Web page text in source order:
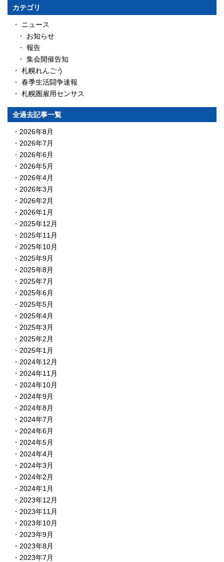
カテゴリ
ニュース
お知らせ
報告
集会開催告知
札幌れんごう
春季生活闘争速報
札幌圏雇用センサス
全過去記事一覧
2026年8月
2026年7月
2026年6月
2026年5月
2026年4月
2026年3月
2026年2月
2026年1月
2025年12月
2025年11月
2025年10月
2025年9月
2025年8月
2025年7月
2025年6月
2025年5月
2025年4月
2025年3月
2025年2月
2025年1月
2024年12月
2024年11月
2024年10月
2024年9月
2024年8月
2024年7月
2024年6月
2024年5月
2024年4月
2024年3月
2024年2月
2024年1月
2023年12月
2023年11月
2023年10月
2023年9月
2023年8月
2023年7月